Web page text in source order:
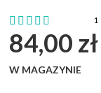
Ocena:
100
% of 100
1
84,00 zł
W MAGAZYNIE